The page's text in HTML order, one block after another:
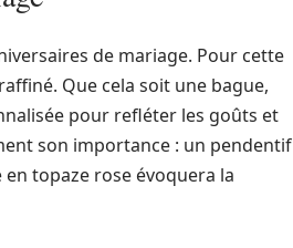
de mariage. Pour cette
Que cela soit une bague,
pour refléter les goûts et
son importance : un pendentif
topaze rose évoquera la